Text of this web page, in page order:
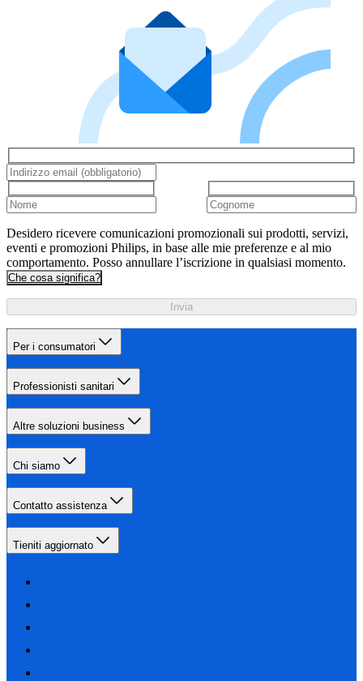
Desidero ricevere comunicazioni promozionali sui prodotti, servizi,
eventi e promozioni Philips, in base alle mie preferenze e al mio
comportamento. Posso annullare l’iscrizione in qualsiasi momento.
Che cosa significa?
Invia
Per i consumatori
Professionisti sanitari
Altre soluzioni business
Chi siamo
Contatto assistenza
Tieniti aggiornato